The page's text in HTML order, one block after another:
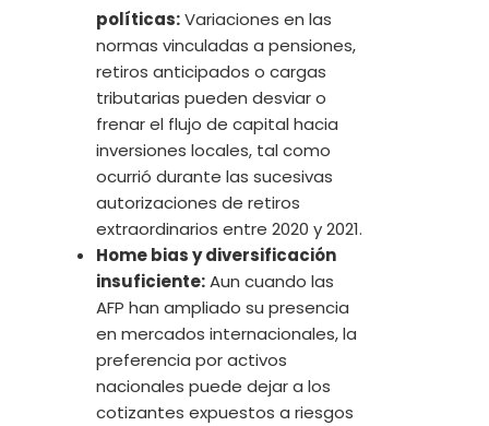
políticas:Variaciones en las
normas vinculadas a pensiones,
retiros anticipados o cargas
tributarias pueden desviar o
frenar el flujo de capital hacia
inversiones locales, tal como
ocurrió durante las sucesivas
autorizaciones de retiros
extraordinarios entre 2020 y 2021.
Home bias y diversificación
insuficiente:Aun cuando las
AFP han ampliado su presencia
en mercados internacionales, la
preferencia por activos
nacionales puede dejar a los
cotizantes expuestos a riesgos